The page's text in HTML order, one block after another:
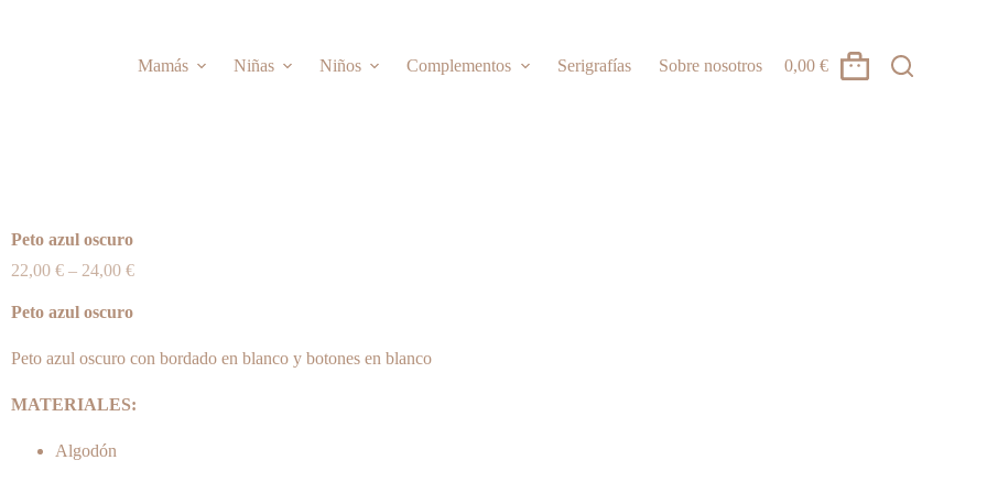
Mamás Niñas Niños Complementos Serigrafías Sobre nosotros
Carro
0,00 €
Peto azul oscuro
22,00€ – 24,00€
Peto azul oscuro
Peto azul oscuro con bordado en blanco y botones en blanco
MATERIALES:
Algodón